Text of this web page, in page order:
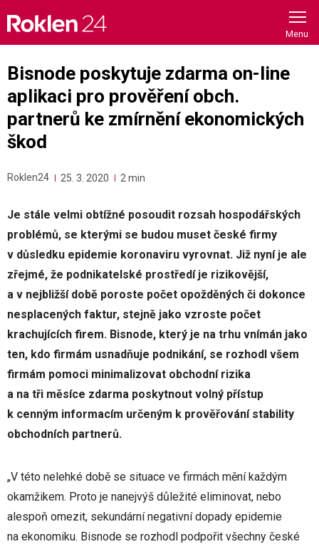
content
Bisnode poskytuje zdarma on-line
aplikaci pro prověření obch.
partnerů ke zmírnění ekonomických
škod
Roklen24 25. 3. 2020 2 min
Je stále velmi obtížné posoudit rozsah hospodářských
problémů, se kterými se budou muset české firmy
v důsledku epidemie koronaviru vyrovnat. Již nyní je ale
zřejmé, že podnikatelské prostředí je rizikovější,
a v nejbližší době poroste počet opožděných či dokonce
nesplacených faktur, stejně jako vzroste počet
krachujících firem. Bisnode, který je na trhu vnímán jako
ten, kdo firmám usnadňuje podnikání, se rozhodl všem
firmám pomoci minimalizovat obchodní rizika
a na tři měsíce zdarma poskytnout volný přístup
k cenným informacím určeným k prověřování stability
obchodních partnerů.
„V této nelehké době se situace ve firmách mění každým
okamžikem. Proto je nanejvýš důležité eliminovat, nebo
alespoň omezit, sekundární negativní dopady epidemie
na ekonomiku. Bisnode se rozhodl podpořit všechny české